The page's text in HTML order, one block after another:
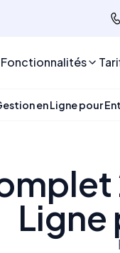
Fonctionnalités
en Ligne pour
Ligne